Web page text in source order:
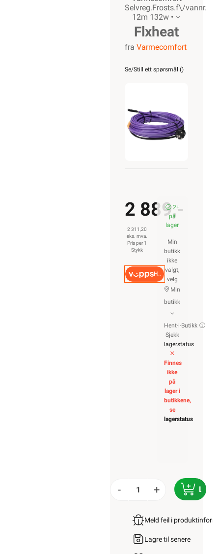
Selvreg.Frosts.f\/vannr.
12m 132w •
Flxheat
selvreg.
13M
143W
fra Varmecomfort
Se/Still ett spørsmål ()
2 889,-
2 311,20
eks. mva.
Pris per 1
Stykk
Hurtigkasse
2±
på
lager
Min
butikk
ikke
valgt,
velg
Min
butikk
Hent-i-Butikk
Sjekk
lagerstatus
Finnes
ikke
på
lager i
butikkene,
se
lagerstatus
- +
Meld feil i
Lagre til senere